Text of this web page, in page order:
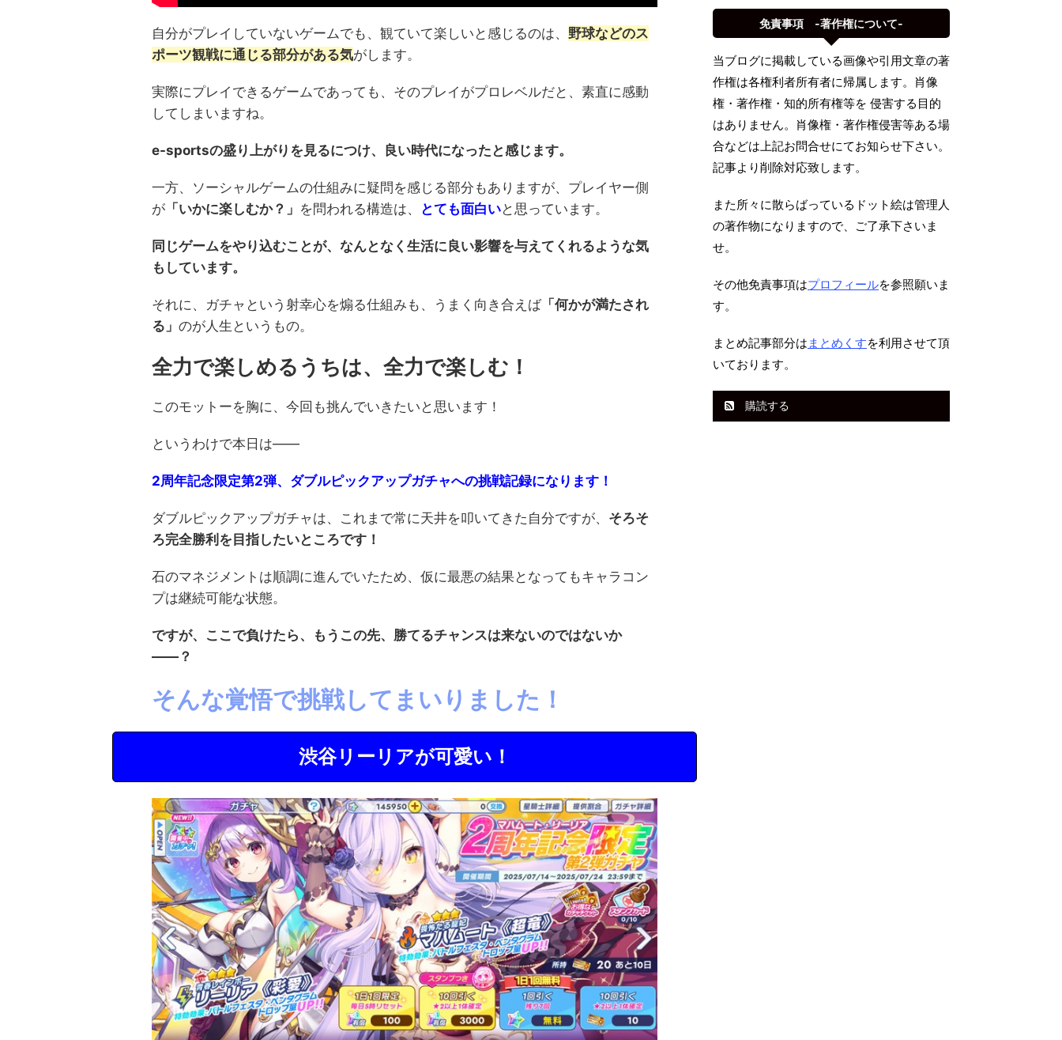
自分がプレイしていないゲームでも、観ていて楽しいと感じるのは、 野球などのス
ポーツ観戦に通じる部分がある気がします。
実際にプレイできるゲームであっても、そのプレイがプロレベルだと、素直に感動
してしまいますね。
e-sportsの盛り上がりを見るにつけ、良い時代になったと感じます。
一方、ソーシャルゲームの仕組みに疑問を感じる部分もありますが、プレイヤー側
が 「いかに楽しむか？」 を問われる構造は、 とても面白いと思っています。
同じゲームをやり込むことが、なんとなく生活に良い影響を与えてくれるような気
もしています。
それに、ガチャという射幸心を煽る仕組みも、うまく向き合えば「何かが満たされ
る」 のが人生というもの。
全力で楽しめるうちは、全力で楽しむ！
このモットーを胸に、今回も挑んでいきたいと思います！
というわけで本日は――
2周年記念限定第2弾、ダブルピックアップガチャへの挑戦記録になります！
ダブルピックアップガチャは、これまで常に天井を叩いてきた自分ですが、 そろそ
ろ完全勝利を目指したいところです！
石のマネジメントは順調に進んでいたため、仮に最悪の結果となってもキャラコン
プは継続可能な状態。
ですが、ここで負けたら、もうこの先、勝てるチャンスは来ないのではないか
――？
そんな覚悟で挑戦してまいりました！
渋谷リーリアが可愛い！
免責事項 -著作権について-
当ブログに掲載している画像や引用文章の著
作権は各権利者所有者に帰属します。肖像
権・著作権・知的所有権等を 侵害する目的
はありません。肖像権・著作権侵害等ある場
合などは上記お問合せにてお知らせ下さい。
記事より削除対応致します。
また所々に散らばっているドット絵は管理人
の著作物になりますので、ご了承下さいま
せ。
その他免責事項はプロフィールを参照願いま
す。
まとめ記事部分は まとめくすを利用させて頂
いております。
購読する